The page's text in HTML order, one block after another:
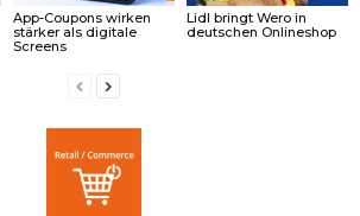
App-Coupons wirken
stärker als digitale
Screens
Lidl bringt Wero in
deutschen Onlineshop